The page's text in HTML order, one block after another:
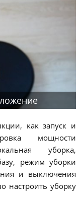
как запуск и
мощности
уборка,
режим уборки
и выключения
настроить уборку